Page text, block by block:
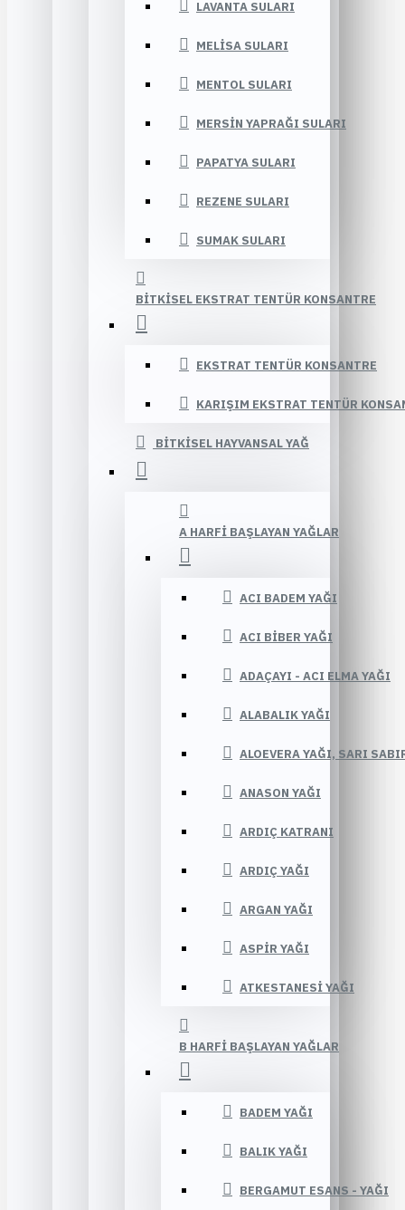
LAVANTA SULARI
MELISA SULARI
MENTOL SULARI
MERSIN YAPRAĞI SULARI
PAPATYA SULARI
REZENE SULARI
SUMAK SULARI
BITKISEL EKSTRAT TENTÜR KONSANTRE
EKSTRAT TENTÜR KONSANTRE
KARIŞIM EKSTRAT TENTÜR
BITKISEL HAYVANSAL YAĞ
A HARFI BAŞLAYAN YAĞLAR
ACI BADEM YAĞI
ACI BIBER YAĞI
ADAÇAYI - ACI ELMA YAĞI
ALABALIK YAĞI
ALOEVERA YAĞI, SARI
ANASON YAĞI
ARDIÇ KATRANI
ARDIÇ YAĞI
ARGAN YAĞI
ASPIR YAĞI
ATKESTANESI YAĞI
B HARFI BAŞLAYAN YAĞLAR
BADEM YAĞI
BALIK YAĞI
BERGAMUT ESANS - YAĞI